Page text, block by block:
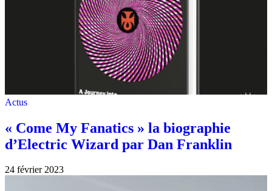
Actus
« Come My Fanatics » la biographie
d’Electric Wizard par Dan Franklin
24 février 2023